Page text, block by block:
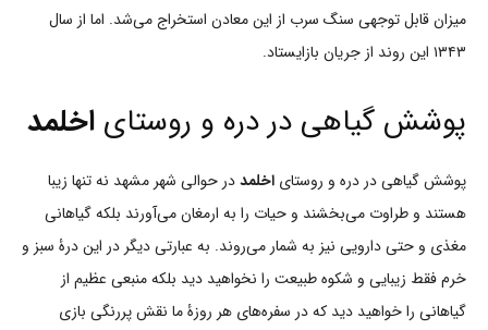
میزان قابل توجهی سنگ سرب از این معادن استخراج می‌شد. اما از سال
۱۳۴۳ این روند از جریان بازایستاد.
پوشش گیاهی در دره و روستای اخلمد
پوشش گیاهی در دره و روستای اخلمددر حوالی شهر مشهد نه تنها زیبا
هستند و طراوت می‌بخشند و حیات را به ارمغان می‌آورند بلکه گیاهانی
مغذی و حتی دارویی نیز به شمار می‌روند. به عبارتی دیگر در این درۀ سبز و
خرم فقط زیبایی و شکوه طبیعت را نخواهید دید بلکه منبعی عظیم از
گیاهانی را خواهید دید که در سفره‌های هر روزۀ ما نقش پررنگی بازی